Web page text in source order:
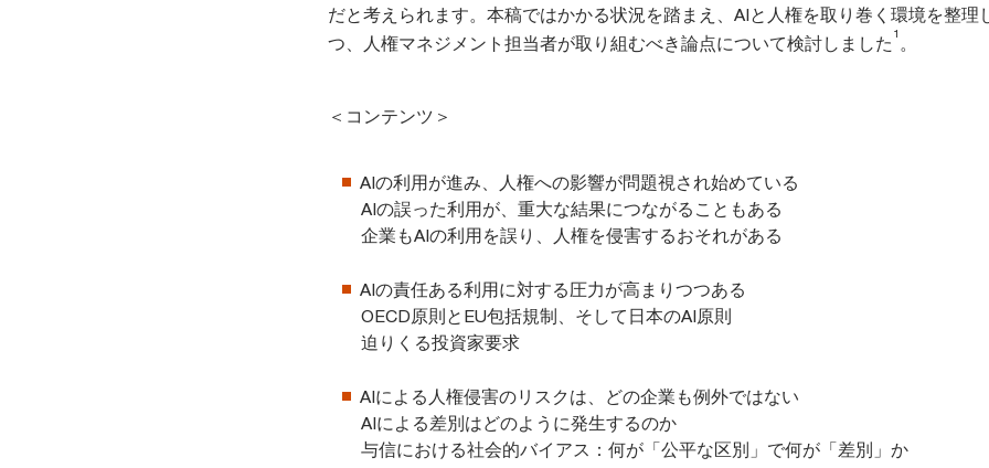
だと考えられます。本稿ではかかる状況を踏まえ、AIと人権を取り巻く環境を整理
つ、人権マネジメント担当者が取り組むべき論点について検討しました
1
。
＜コンテンツ＞
AIの利用が進み、人権への影響が問題視され始めている
AIの誤った利用が、重大な結果につながることもある
企業もAIの利用を誤り、人権を侵害するおそれがある
AIの責任ある利用に対する圧力が高まりつつある
OECD原則とEU包括規制、そして日本のAI原則
迫りくる投資家要求
AIによる人権侵害のリスクは、どの企業も例外ではない
AIによる差別はどのように発生するのか
与信における社会的バイアス：何が「公平な区別」で何が「差別」か